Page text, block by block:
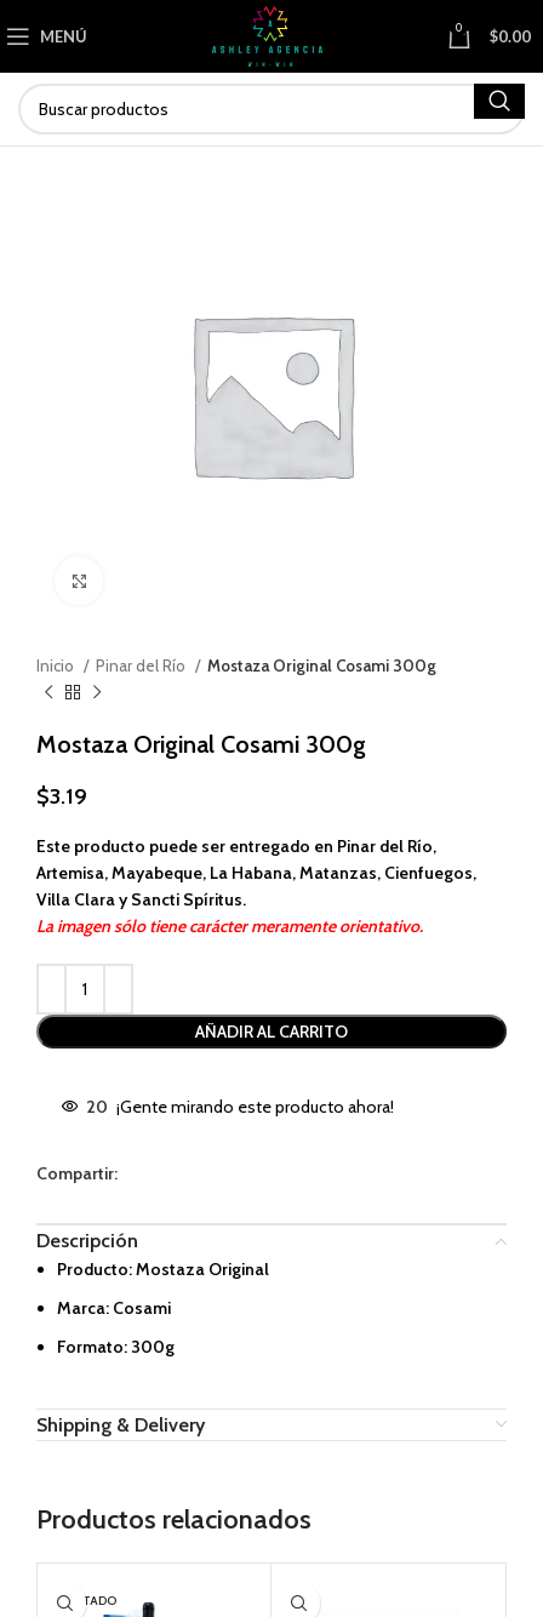
MENÚ 0 $0.00
Inicio Pinar del Río Mostaza Original Cosami 300g
Mostaza Original Cosami 300g
$3.19
Este producto puede ser entregado en Pinar del Río,
Artemisa, Mayabeque, La Habana, Matanzas, Cienfuegos,
Villa Clara y Sancti Spíritus.
La imagen sólo tiene carácter meramente orientativo.
AÑADIR AL CARRITO
20 ¡Gente mirando este producto ahora!
Compartir:
Descripción
Producto: Mostaza Original
Marca: Cosami
Formato: 300g
Shipping & Delivery
Productos relacionados
AGOTADO